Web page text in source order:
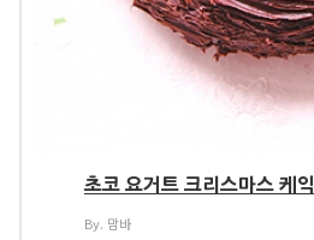
초코 요거트 크리스마스 케익
By. 맘바